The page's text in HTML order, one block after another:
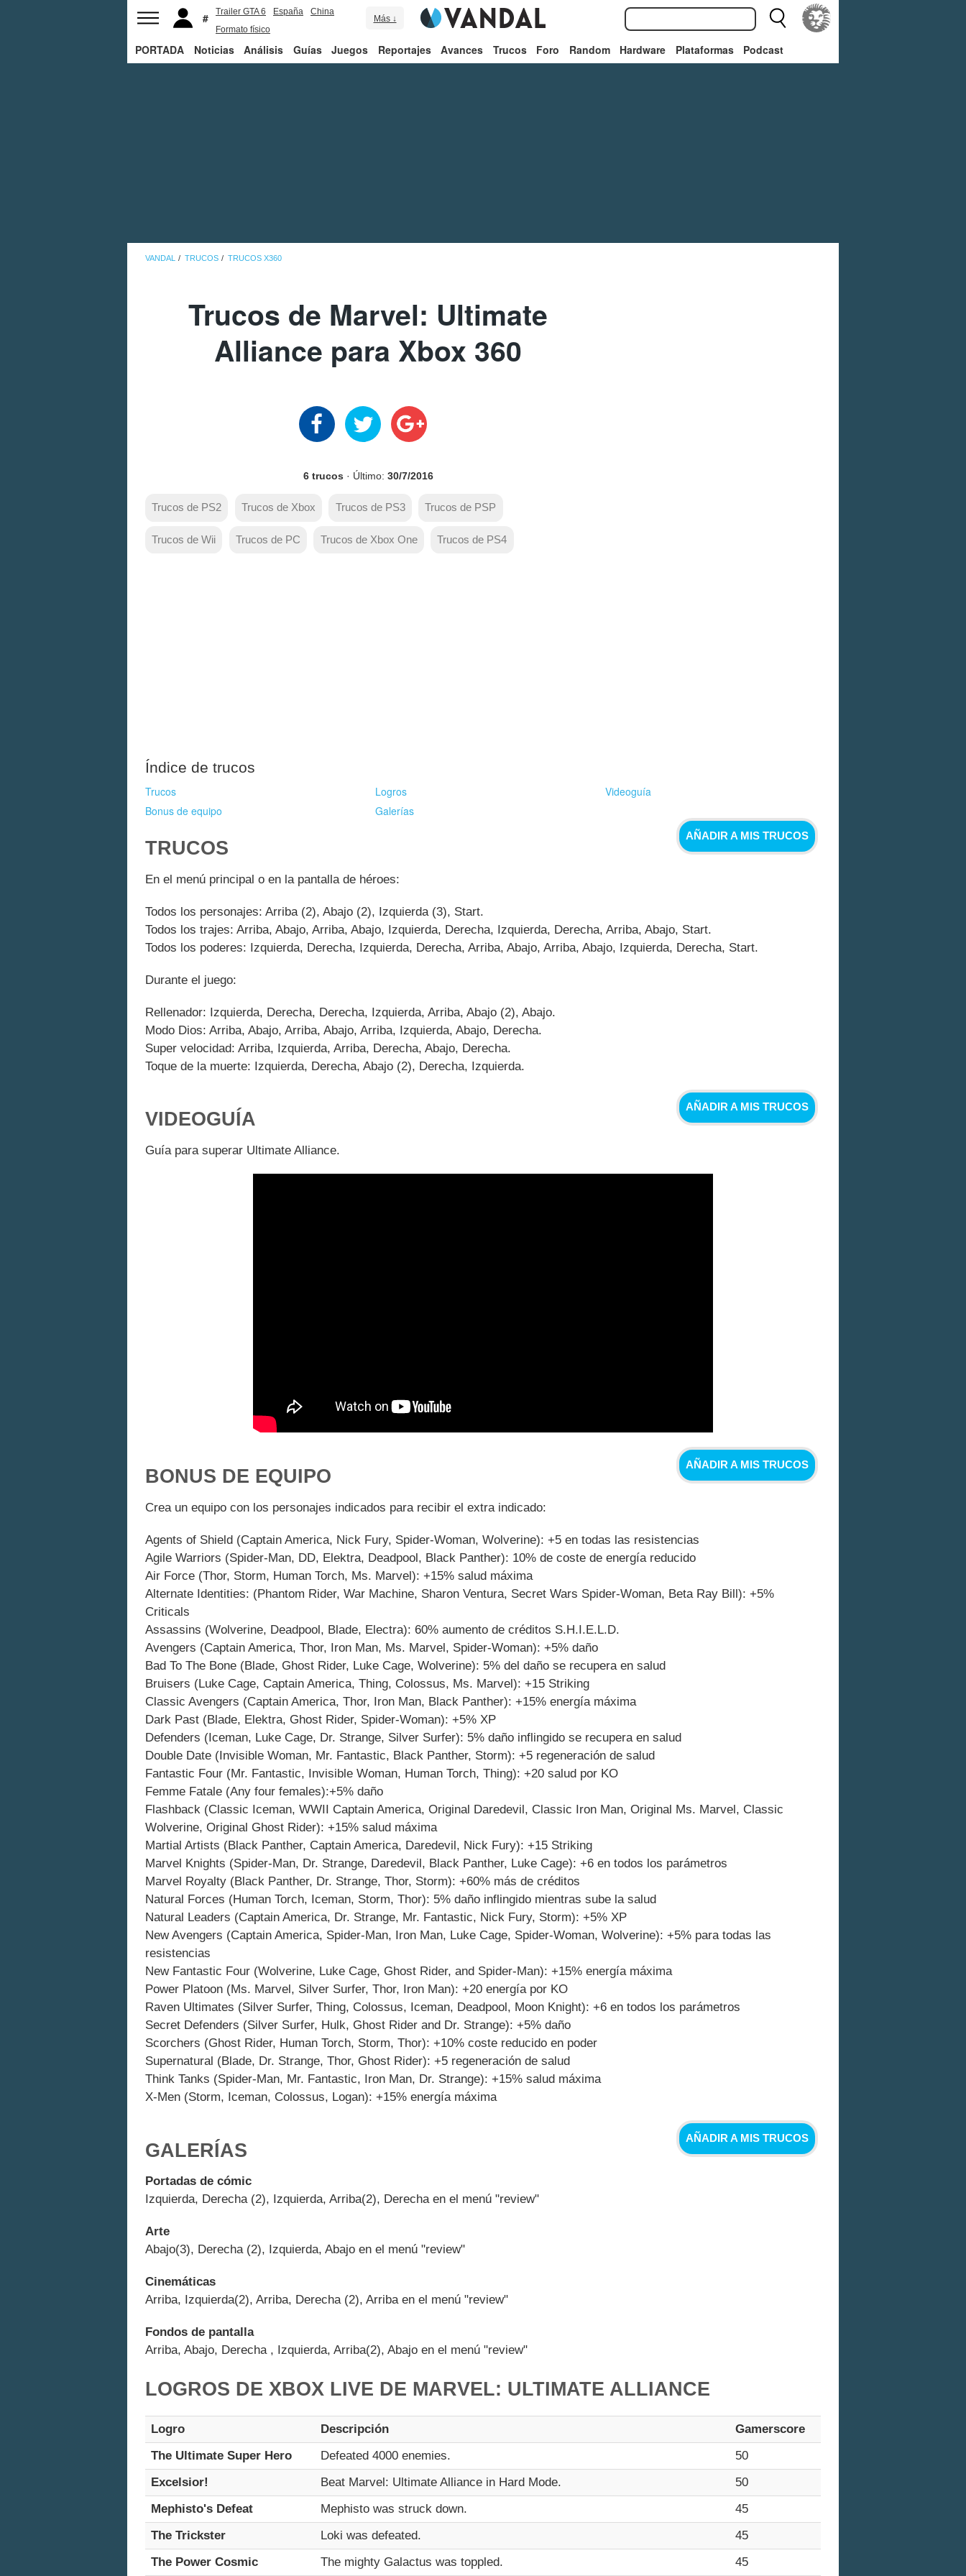
Trailer GTA 6 España
China
Formato físico
Más ↓
PORTADA Noticias Análisis Guías Juegos Reportajes Avances Trucos Foro Random Hardware Plataformas Podcast
VANDAL TRUCOS TRUCOS X360
Trucos de Marvel: Ultimate
Alliance para Xbox 360
6 trucos · Último: 30/7/2016
Trucos de PS2 Trucos de Xbox Trucos de PS3 Trucos de PSP
Trucos de Wii Trucos de PC Trucos de Xbox One Trucos de PS4
Índice de trucos
Trucos Logros
Videoguía
Bonus de equipo
Galerías
AÑADIR A MIS TRUCOS
TRUCOS
En el menú principal o en la pantalla de héroes:
Todos los personajes: Arriba (2), Abajo (2), Izquierda (3), Start.
Todos los trajes: Arriba, Abajo, Arriba, Abajo, Izquierda, Derecha, Izquierda, Derecha, Arriba, Abajo, Start.
Todos los poderes: Izquierda, Derecha, Izquierda, Derecha, Arriba, Abajo, Arriba, Abajo, Izquierda, Derecha, Start.
Durante el juego:
Rellenador: Izquierda, Derecha, Derecha, Izquierda, Arriba, Abajo (2), Abajo.
Modo Dios: Arriba, Abajo, Arriba, Abajo, Arriba, Izquierda, Abajo, Derecha.
Super velocidad: Arriba, Izquierda, Arriba, Derecha, Abajo, Derecha.
Toque de la muerte: Izquierda, Derecha, Abajo (2), Derecha, Izquierda.
AÑADIR A MIS TRUCOS
VIDEOGUÍA
Guía para superar Ultimate Alliance.
AÑADIR A MIS TRUCOS
BONUS DE EQUIPO
Crea un equipo con los personajes indicados para recibir el extra indicado:
Agents of Shield (Captain America, Nick Fury, Spider-Woman, Wolverine): +5 en todas las resistencias
Agile Warriors (Spider-Man, DD, Elektra, Deadpool, Black Panther): 10% de coste de energía reducido
Air Force (Thor, Storm, Human Torch, Ms. Marvel): +15% salud máxima
Alternate Identities: (Phantom Rider, War Machine, Sharon Ventura, Secret Wars Spider-Woman, Beta Ray Bill): +5%
Criticals
Assassins (Wolverine, Deadpool, Blade, Electra): 60% aumento de créditos S.H.I.E.L.D.
Avengers (Captain America, Thor, Iron Man, Ms. Marvel, Spider-Woman): +5% daño
Bad To The Bone (Blade, Ghost Rider, Luke Cage, Wolverine): 5% del daño se recupera en salud
Bruisers (Luke Cage, Captain America, Thing, Colossus, Ms. Marvel): +15 Striking
Classic Avengers (Captain America, Thor, Iron Man, Black Panther): +15% energía máxima
Dark Past (Blade, Elektra, Ghost Rider, Spider-Woman): +5% XP
Defenders (Iceman, Luke Cage, Dr. Strange, Silver Surfer): 5% daño inflingido se recupera en salud
Double Date (Invisible Woman, Mr. Fantastic, Black Panther, Storm): +5 regeneración de salud
Fantastic Four (Mr. Fantastic, Invisible Woman, Human Torch, Thing): +20 salud por KO
Femme Fatale (Any four females):+5% daño
Flashback (Classic Iceman, WWII Captain America, Original Daredevil, Classic Iron Man, Original Ms. Marvel, Classic
Wolverine, Original Ghost Rider): +15% salud máxima
Martial Artists (Black Panther, Captain America, Daredevil, Nick Fury): +15 Striking
Marvel Knights (Spider-Man, Dr. Strange, Daredevil, Black Panther, Luke Cage): +6 en todos los parámetros
Marvel Royalty (Black Panther, Dr. Strange, Thor, Storm): +60% más de créditos
Natural Forces (Human Torch, Iceman, Storm, Thor): 5% daño inflingido mientras sube la salud
Natural Leaders (Captain America, Dr. Strange, Mr. Fantastic, Nick Fury, Storm): +5% XP
New Avengers (Captain America, Spider-Man, Iron Man, Luke Cage, Spider-Woman, Wolverine): +5% para todas las
resistencias
New Fantastic Four (Wolverine, Luke Cage, Ghost Rider, and Spider-Man): +15% energía máxima
Power Platoon (Ms. Marvel, Silver Surfer, Thor, Iron Man): +20 energía por KO
Raven Ultimates (Silver Surfer, Thing, Colossus, Iceman, Deadpool, Moon Knight): +6 en todos los parámetros
Secret Defenders (Silver Surfer, Hulk, Ghost Rider and Dr. Strange): +5% daño
Scorchers (Ghost Rider, Human Torch, Storm, Thor): +10% coste reducido en poder
Supernatural (Blade, Dr. Strange, Thor, Ghost Rider): +5 regeneración de salud
Think Tanks (Spider-Man, Mr. Fantastic, Iron Man, Dr. Strange): +15% salud máxima
X-Men (Storm, Iceman, Colossus, Logan): +15% energía máxima
AÑADIR A MIS TRUCOS
GALERÍAS
Portadas de cómic
Izquierda, Derecha (2), Izquierda, Arriba(2), Derecha en el menú "review"
Arte
Abajo(3), Derecha (2), Izquierda, Abajo en el menú "review"
Cinemáticas
Arriba, Izquierda(2), Arriba, Derecha (2), Arriba en el menú "review"
Fondos de pantalla
Arriba, Abajo, Derecha , Izquierda, Arriba(2), Abajo en el menú "review"
LOGROS DE XBOX LIVE DE MARVEL: ULTIMATE ALLIANCE
Logro Descripción
Gamerscore
The Ultimate Super Hero
Defeated 4000 enemies.
50
Excelsior!
Beat Marvel: Ultimate Alliance in Hard Mode.
50
Mephisto's Defeat
Mephisto was struck down.
45
The Trickster
Loki was defeated.
45
The Power Cosmic
The mighty Galactus was toppled. 45